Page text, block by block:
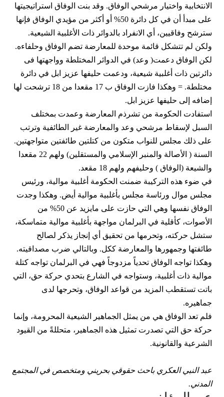
الانتخابية واختيار مرشحي الوفاق. وقد بنت الوفاق استراتيجيتها
على مبدأ أن في كل دائرة 50% أو أكثر من مؤيدي الوفاق فإنها
سترشح وفاقيين، أي الانفراد بالدوائر ذات الأغلبية الشيعية.
ولكن لم تتشكل قائمة موحدة للمعارضة تضم الوفاق وحلفاءه.
لكن الوفاق دعمت( وعد) في الدوائر المختلطة وواجهتها فى
دائرتين ذات أغلبية شيعية، ودعمت حليفها عزيز ابل في دائرة
مختلطة. = وهكذا فازت الوفاق ب 17 مقعدا من 18 ترشحت لها
إضافه إلى حليفها عزيز ابل.
استفادت الحكومة من تشرذم المعارضة وعمدت بمختلف
السبل لإسقاط مرشحي وعد والمعارضة غير الطائفية وترتب
على ذلك مجلس للنواب متكون من كتلتين طائفتين متواجهتين.
السنة ( الأصالة والمنبر الإسلامي والمستقلين) ولهم 22 مقعدا
والشيعة (الوفاق ) وحليفهم ولهم 18 مقعد.
في ضوء هذه التركيبة ضمنت الحكومة أغلبية موالية، ورئيس
مجلس موال ورئاسة مجلس بأغلبية موالية أيض. وهكذا وجدت
الوفاق نفسها وهي التي حازت على مايزيد عن 50% من
الأصوات، كأقلية في البرلمان مواجهة بأغلبية موالية متماسكة،
ستشل حركته، وتحرمها من تحقيق أي إنجاز يذكر لصالح
طائفتها وجمهورها والمعارضة ككل. وبالتالي ضرب مصداقيته.
وهكذا تواجه الوفاق تحدياً مزدوجاً فهي في البرلمان تواجه كتلة
موالية ذات أغلبية، وستواجه في الشارع بتحدي حركة حق، التي
باتت تستقطب المزيد من قواعد الوفاق، وتحرجها لدى
جماهيره.
فلم تعد الوفاق هي من يمثل الجماهير الشيعية المحرومة، وإنما
حركة حق التي تصدرت تمثيل هذه الجماهير، متحللةً من القيود
الشرعية والقانونية.
عبد النبي العكري باحث حقوقي بحريني ومتخصص في المجتمع
المدني.